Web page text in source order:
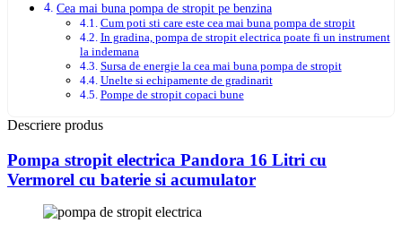
Cea mai buna pompa de stropit pe benzina
Cum poti sti care este cea mai buna pompa de stropit
In gradina, pompa de stropit electrica poate fi un instrument
la indemana
Sursa de energie la cea mai buna pompa de stropit
Unelte si echipamente de gradinarit
Pompe de stropit copaci bune
Descriere produs
Pompa stropit electrica Pandora 16 Litri cu
Vermorel cu baterie si acumulator